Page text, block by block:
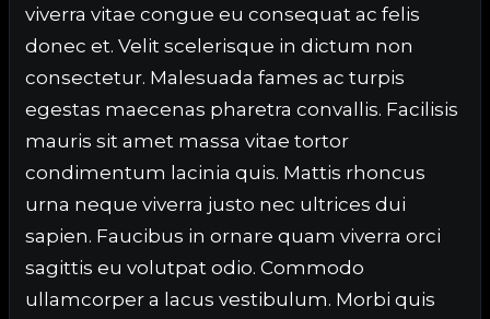
viverra vitae congue eu consequat ac felis
donec et. Velit scelerisque in dictum non
consectetur. Malesuada fames ac turpis
egestas maecenas pharetra convallis. Facilisis
mauris sit amet massa vitae tortor
condimentum lacinia quis. Mattis rhoncus
urna neque viverra justo nec ultrices dui
sapien. Faucibus in ornare quam viverra orci
sagittis eu volutpat odio. Commodo
ullamcorper a lacus vestibulum. Morbi quis